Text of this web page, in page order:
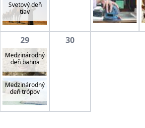
Svetový deň
tiav
29
Medzinárodný
deň bahna
Medzinárodný
deň trópov
30